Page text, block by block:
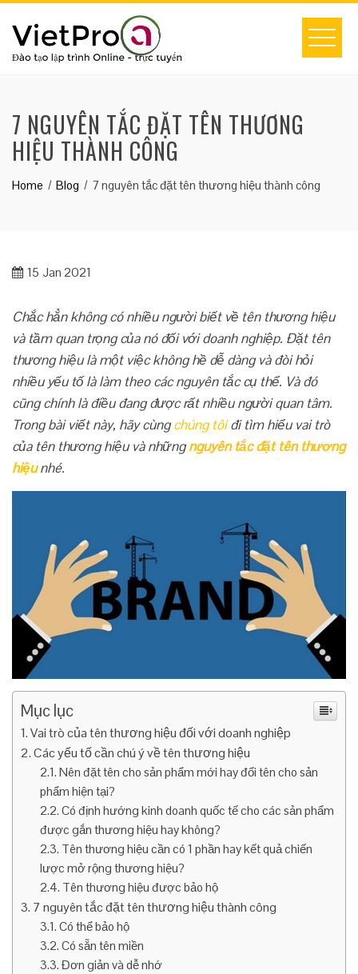
content
7 NGUYÊN TẮC ĐẶT TÊN THƯƠNG
HIỆU THÀNH CÔNG
Home Blog 7 nguyên tắc đặt tên thương hiệu thành công
15 Jan 2021
Chắc hẳn không có nhiều người biết về tên thương hiệu
và tầm quan trọng của nó đối với doanh nghiệp. Đặt tên
thương hiệu là một việc không hề dễ dàng và đòi hỏi
nhiều yếu tố là làm theo các nguyên tắc cụ thể. Và đó
cũng chính là điều đang được rất nhiều người quan tâm.
Trong bài viết này, hãy cùngchúng tôiđi tìm hiểu vai trò
của tên thương hiệu và nhữngnguyên tắc đặt tên thương
hiệunhé.
Mục lục
Vai trò của tên thương hiệu đối với doanh nghiệp
Các yếu tố cần chú ý về tên thương hiệu
Nên đặt tên cho sản phẩm mới hay đổi tên cho sản
phẩm hiện tại?
Có định hướng kinh doanh quốc tế cho các sản phẩm
được gắn thương hiệu hay không?
Tên thương hiệu cần có 1 phần hay kết quả chiến
lược mở rộng thương hiệu?
Tên thương hiệu được bảo hộ
7 nguyên tắc đặt tên thương hiệu thành công
Có thể bảo hộ
Có sẵn tên miền
Đơn giản và dễ nhớ